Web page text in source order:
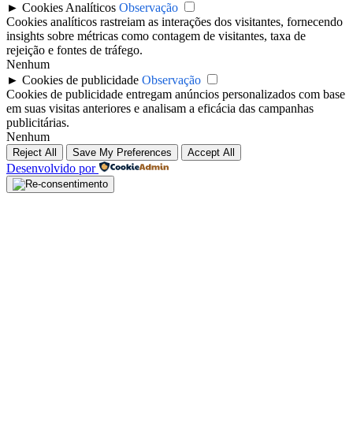
► Cookies Analíticos Observação
Cookies analíticos rastreiam as interações dos visitantes, fornecendo
insights sobre métricas como contagem de visitantes, taxa de
rejeição e fontes de tráfego.
Nenhum
► Cookies de publicidade Observação
Cookies de publicidade entregam anúncios personalizados com base
em suas visitas anteriores e analisam a eficácia das campanhas
publicitárias.
Nenhum
Reject All Save My Preferences Accept All
Desenvolvido por